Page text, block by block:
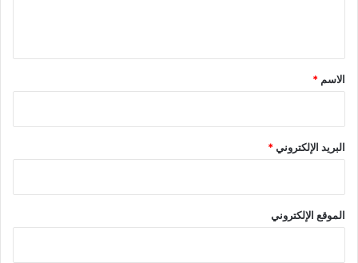
*
الاسم *
البريد الإلكتروني*
الموقع الإلكتروني